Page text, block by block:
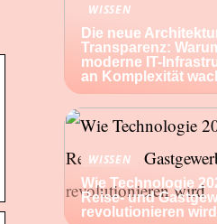
WISSEN
Die neue
Transparenz:
moderne IT-
an Komplexität
WISSEN
Wie Technologie
Reise- und
revolutionieren wird